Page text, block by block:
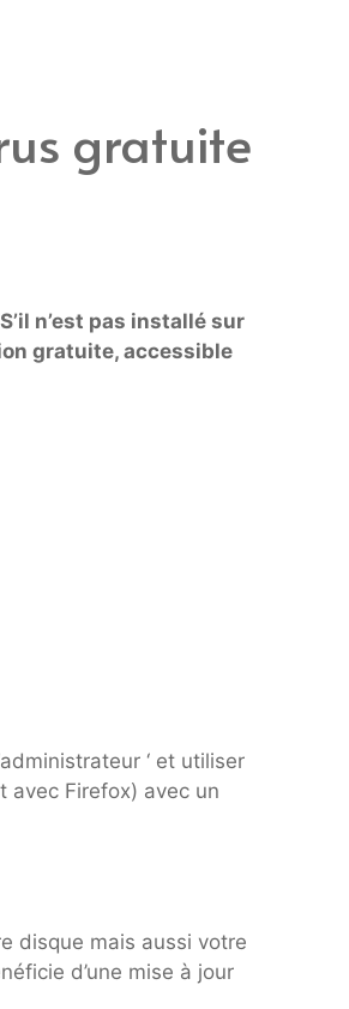
gratuite
n’est pas installé sur
gratuite, accessible
‘ et utiliser
avec Firefox) avec un
disque mais aussi votre
d’une mise à jour